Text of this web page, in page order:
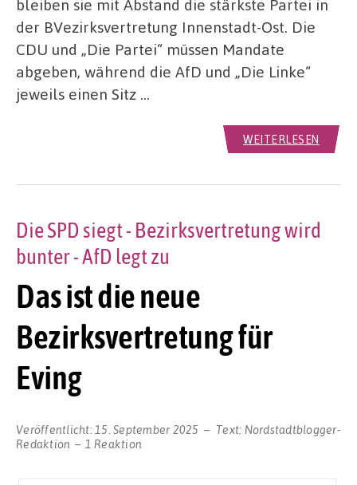
bleiben sie mit Abstand die stärkste Partei in
der BVezirksvertretung Innenstadt-Ost. Die
CDU und „Die Partei“ müssen Mandate
abgeben, während die AfD und „Die Linke“
jeweils einen Sitz …
WEITERLESEN
Das ist die neue
Bezirksvertretung für
Eving
Die SPD siegt - Bezirksvertretung wird
bunter - AfD legt zu
Veröffentlicht: 15. September 2025 Text: Nordstadtblogger-
Redaktion
1 Reaktion